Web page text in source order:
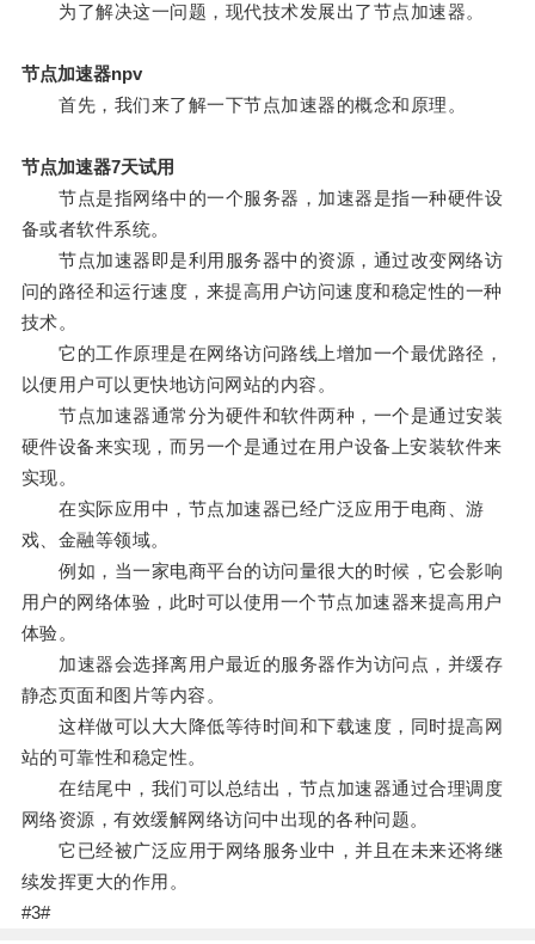
为了解决这一问题，现代技术发展出了节点加速器。
节点加速器npv
首先，我们来了解一下节点加速器的概念和原理。
节点加速器7天试用
节点是指网络中的一个服务器，加速器是指一种硬件设
备或者软件系统。
节点加速器即是利用服务器中的资源，通过改变网络访
问的路径和运行速度，来提高用户访问速度和稳定性的一种
技术。
它的工作原理是在网络访问路线上增加一个最优路径，
以便用户可以更快地访问网站的内容。
节点加速器通常分为硬件和软件两种，一个是通过安装
硬件设备来实现，而另一个是通过在用户设备上安装软件来
实现。
在实际应用中，节点加速器已经广泛应用于电商、游
戏、金融等领域。
例如，当一家电商平台的访问量很大的时候，它会影响
用户的网络体验，此时可以使用一个节点加速器来提高用户
体验。
加速器会选择离用户最近的服务器作为访问点，并缓存
静态页面和图片等内容。
这样做可以大大降低等待时间和下载速度，同时提高网
站的可靠性和稳定性。
在结尾中，我们可以总结出，节点加速器通过合理调度
网络资源，有效缓解网络访问中出现的各种问题。
它已经被广泛应用于网络服务业中，并且在未来还将继
续发挥更大的作用。
#3#